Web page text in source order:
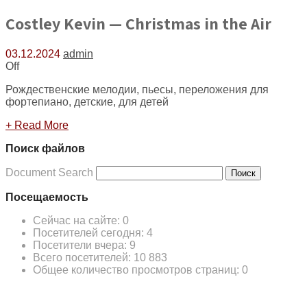
Costley Kevin — Christmas in the Air
03.12.2024 admin
Off
Рождественские мелодии, пьесы, переложения для
фортепиано, детские, для детей
+ Read More
Поиск файлов
Document Search Поиск
Посещаемость
Сейчас на сайте: 0
Посетителей сегодня: 4
Посетители вчера: 9
Всего посетителей: 10 883
Общее количество просмотров страниц: 0